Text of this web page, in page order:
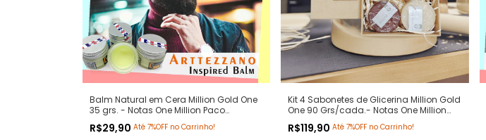
Balm Natural em Cera Million Gold One
35 grs. - Notas One Million Paco
Rabanne - Pomada Modeladora Anti
Frizz para Barba e Bigode
R$29,90 Até 7%OFF no Carrinho!
Kit 4 Sabonetes de Glicerina Million Gold
One 90 Grs/cada.- Notas One Million
Paco Rabanne - Hidratante com
Extratos Naturais - Arte 1 Perfumes
R$119,90Até 7%OFF no Carrinho!